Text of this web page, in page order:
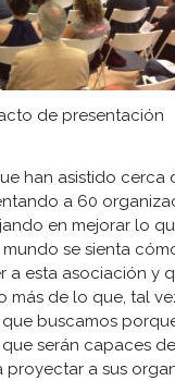
de presentación
han asistido cerca
a 60
en mejorar lo
se sienta
a esta asociación y
más de lo que, tal
buscamos
serán capaces
proyectar a sus